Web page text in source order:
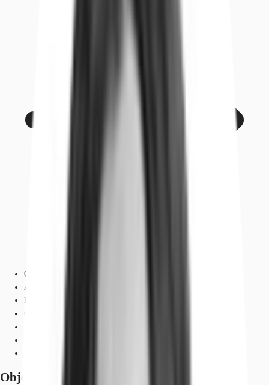
Objekt
Ausstattung
Lage und Verkehrsanbindung
Grundrisse
Objekt